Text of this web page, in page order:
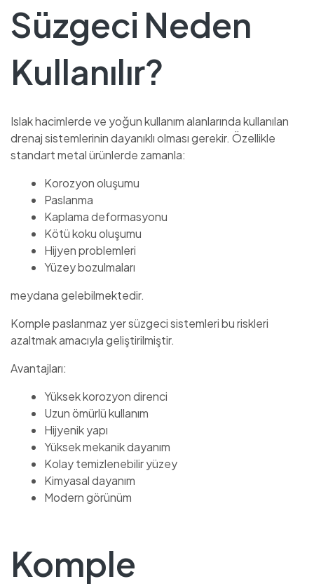
Süzgeci Neden
Kullanılır?
Islak hacimlerde ve yoğun kullanım alanlarında kullanılan
drenaj sistemlerinin dayanıklı olması gerekir. Özellikle
standart metal ürünlerde zamanla:
Korozyon oluşumu
Paslanma
Kaplama deformasyonu
Kötü koku oluşumu
Hijyen problemleri
Yüzey bozulmaları
meydana gelebilmektedir.
Komple paslanmaz yer süzgeci sistemleri bu riskleri
azaltmak amacıyla geliştirilmiştir.
Avantajları:
Yüksek korozyon direnci
Uzun ömürlü kullanım
Hijyenik yapı
Yüksek mekanik dayanım
Kolay temizlenebilir yüzey
Kimyasal dayanım
Modern görünüm
Komple